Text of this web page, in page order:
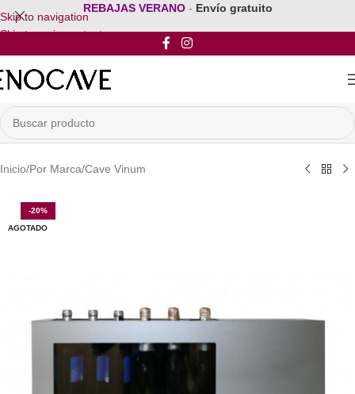
Skip to navigation
Skip to main content
REBAJAS VERANO - Envío gratuito
Inicio/Por Marca/Cave Vinum
-20%
AGOTADO